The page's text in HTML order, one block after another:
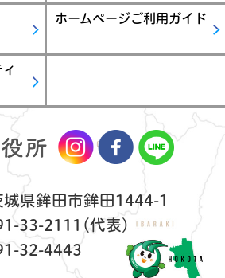
ホームページご利用ガイド
県鉾田市鉾田1444-1
33-2111(代表)
32-4443